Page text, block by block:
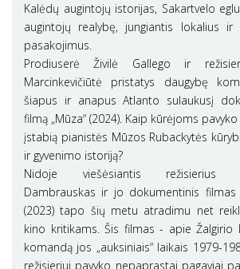
Kalėdų augintojų istorijas, Sakartvelo
augintojų realybę, jungiantis lokalius ir
pasakojimus.
Prodiuserė Živilė Gallego ir
Marcinkevičiūtė pristatys daugybę
šiapus ir anapus Atlanto sulaukusį
filmą „Mūza“ (2024). Kaip kūrėjoms
įstabią pianistės Mūzos Rubackytės
ir gyvenimo istoriją?
Nidoje viešėsiantis režisierius
Dambrauskas ir jo dokumentinis filmas
(2023) tapo šių metu atradimu net
kino kritikams. Šis filmas - apie Žalgirio
komandą jos „auksiniais“ laikais 1979-
režisieriui pavyko nepaprastai pagaviai